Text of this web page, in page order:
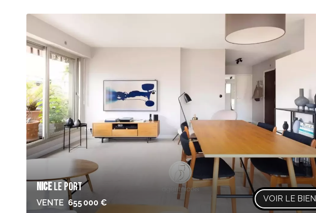
NICELE PORT
VENTE 655 000 € VOIR LE BIEN